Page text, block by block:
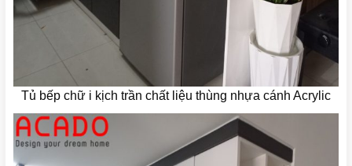
Tủ bếp chữ i kịch trần chất liệu thùng nhựa cánh Acrylic